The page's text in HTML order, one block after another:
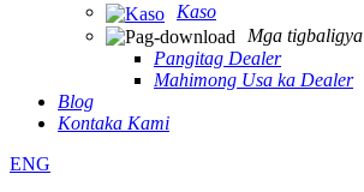
Kaso
Mga tigbaligya
Pangitag Dealer
Mahimong Usa ka Dealer
Blog
Kontaka Kami
ENG